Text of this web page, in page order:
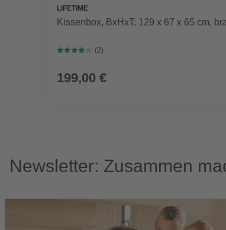
LIFETIME
Kissenbox, BxHxT: 129 x 67 x 65 cm,
(2)
199,00 €
Newsletter: Zusammen